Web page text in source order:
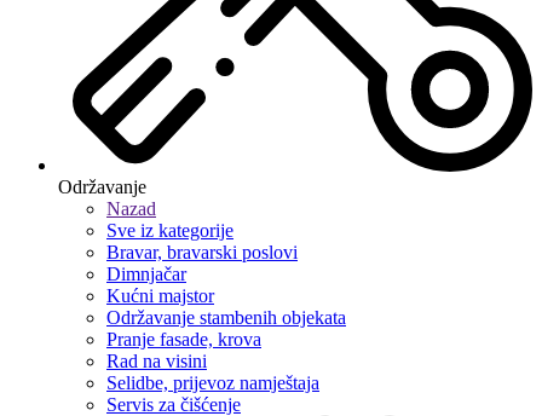
Održavanje
Nazad
Sve iz kategorije
Bravar, bravarski poslovi
Dimnjačar
Kućni majstor
Održavanje stambenih objekata
Pranje fasade, krova
Rad na visini
Selidbe, prijevoz namještaja
Servis za čišćenje